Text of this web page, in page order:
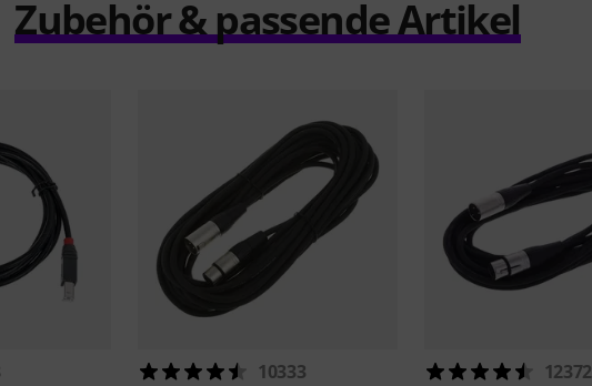
Zubehör & passende Artikel
10333
12372